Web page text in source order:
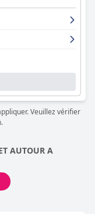
Veuillez vérifier
AUTOUR A